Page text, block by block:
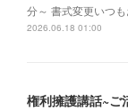
分～ 書式変更いつ
2026.06.18 01:00
権利擁護講話~ご